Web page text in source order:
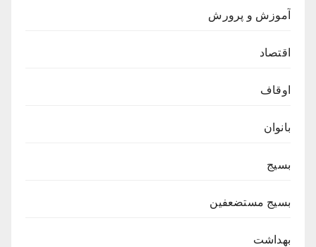
آموزش و پرورش
اقتصاد
اوقاف
بانوان
بسیج
بسیج مستضعفین
بهداشت